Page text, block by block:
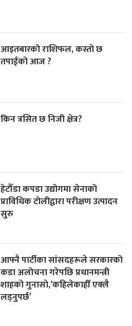
आइतबारको राशिफल, कस्तो छ
तपाईको आज ?
किन त्रसित छ निजी क्षेत्र?
हेटौँडा कपडा उद्योगमा सेनाको
प्राविधिक टोलीद्वारा परीक्षण उत्पादन
सुरु
आफ्नै पार्टीका सांसदहरूले सरकारको
कडा अलोचना गरेपछि प्रधानमन्त्री
शाहकाे गुनासाे,‘कहिलेकाहीँ एक्लै
लड्नुपर्छ’